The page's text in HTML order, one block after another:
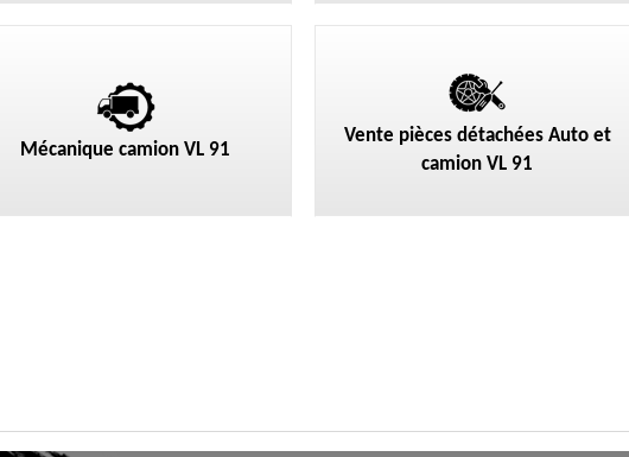
Mécanique camion VL 91
Vente pièces détachées Auto et
camion VL 91